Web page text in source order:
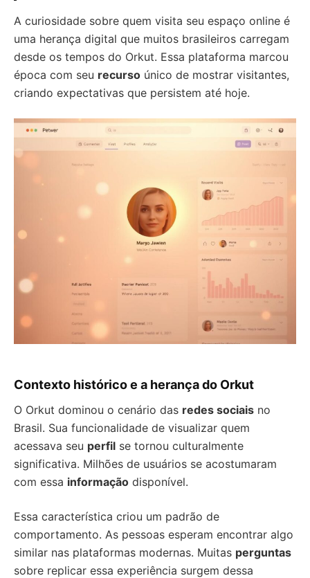
A curiosidade sobre quem visita seu espaço online é
uma herança digital que muitos brasileiros carregam
desde os tempos do Orkut. Essa plataforma marcou
época com seu recurso único de mostrar visitantes,
criando expectativas que persistem até hoje.
Contexto histórico e a herança do Orkut
O Orkut dominou o cenário das redes sociais no
Brasil. Sua funcionalidade de visualizar quem
acessava seu perfil se tornou culturalmente
significativa. Milhões de usuários se acostumaram
com essa informação disponível.
Essa característica criou um padrão de
comportamento. As pessoas esperam encontrar algo
similar nas plataformas modernas. Muitas perguntas
sobre replicar essa experiência surgem dessa